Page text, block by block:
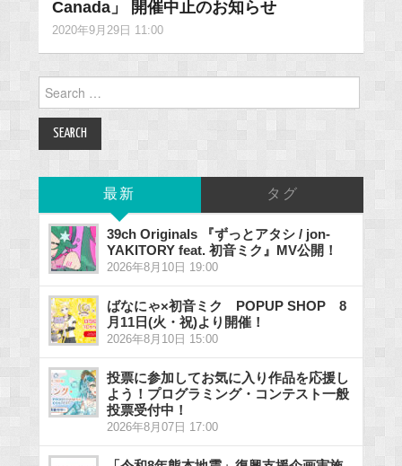
Canada」 開催中止のお知らせ
2020年9月29日 11:00
for:
最新 タグ
39ch Originals 『ずっとアタシ / jon-
YAKITORY feat. 初音ミク』MV公開！
2026年8月10日 19:00
ばなにゃ×初音ミク POPUP SHOP 8
月11日(火・祝)より開催！
2026年8月10日 15:00
投票に参加してお気に入り作品を応援し
よう！プログラミング・コンテスト一般
投票受付中！
2026年8月07日 17:00